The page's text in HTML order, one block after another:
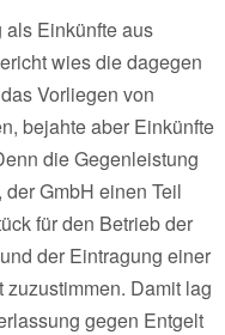
Einkünfte aus
wies die dagegen
Vorliegen von
bejahte aber Einkünfte
die Gegenleistung
GmbH einen Teil
für den Betrieb der
der Eintragung einer
Damit lag
gegen Entgelt